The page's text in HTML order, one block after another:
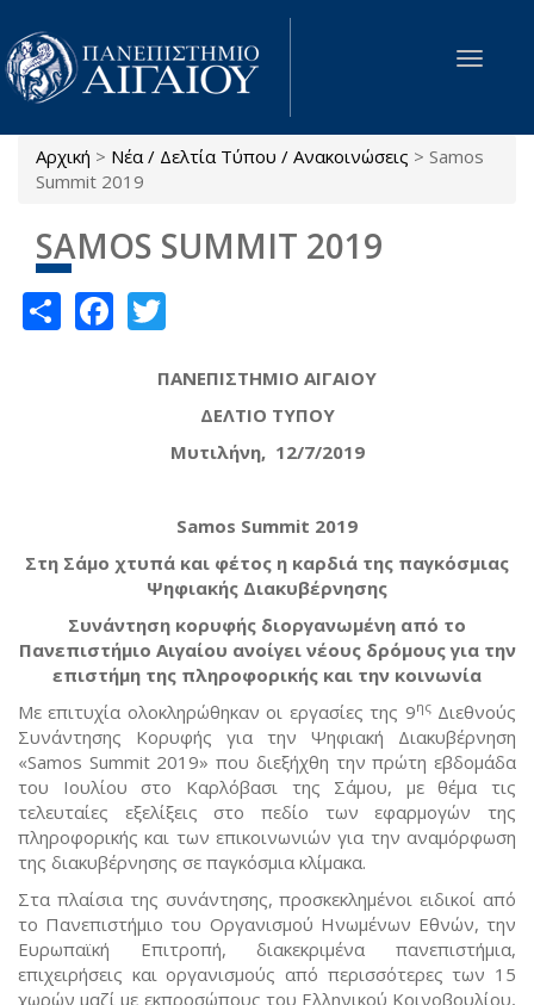
Παράκαμψη προς το κυρίως περιεχόμενο
Toggle
Είστε εδώ
Αρχική > Νέα / Δελτία Τύπου / Ανακοινώσεις > Samos
Summit 2019
SAMOS SUMMIT 2019
ShareFacebook
ΠΑΝΕΠΙΣΤΗΜΙΟ ΑΙΓΑΙΟΥ
ΔΕΛΤΙΟ ΤΥΠΟΥ
Μυτιλήνη, 12/7/2019
Samos Summit 2019
Στη Σάμο χτυπά και φέτος η καρδιά της παγκόσμιας
Ψηφιακής Διακυβέρνησης
Συνάντηση κορυφής διοργανωμένη από το
Πανεπιστήμιο Αιγαίου ανοίγει νέους δρόμους για την
επιστήμη της πληροφορικής και την κοινωνία
Με επιτυχία ολοκληρώθηκαν οι εργασίες της 9ηςΔιεθνούς
Συνάντησης Κορυφής για την Ψηφιακή Διακυβέρνηση
«Samos Summit 2019» που διεξήχθη την πρώτη εβδομάδα
του Ιουλίου στο Καρλόβασι της Σάμου, µε θέμα τις
τελευταίες εξελίξεις στο πεδίο των εφαρμογών της
πληροφορικής και των επικοινωνιών για την αναμόρφωση
της διακυβέρνησης σε παγκόσμια κλίμακα.
Στα πλαίσια της συνάντησης, προσκεκλημένοι ειδικοί από
το Πανεπιστήμιο του Οργανισμού Ηνωμένων Εθνών, την
Ευρωπαϊκή Επιτροπή, διακεκριμένα πανεπιστήμια,
επιχειρήσεις και οργανισμούς από περισσότερες των 15
χωρών μαζί με εκπροσώπους του Ελληνικού Κοινοβουλίου,